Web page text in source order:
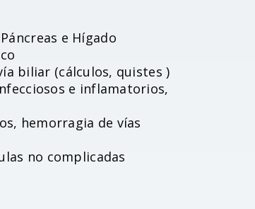
e Hígado
biliar (cálculos, quistes )
e inflamatorios,
hemorragia de vías
no complicadas